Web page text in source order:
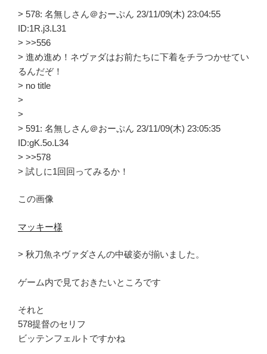
> 578: 名無しさん＠おーぷん 23/11/09(木) 23:04:55
ID:1R.j3.L31
> >>556
> 進め進め！ネヴァダはお前たちに下着をチラつかせてい
るんだぞ！
> no title
>
>
> 591: 名無しさん＠おーぷん 23/11/09(木) 23:05:35
ID:gK.5o.L34
> >>578
> 試しに1回回ってみるか！
この画像
マッキー様
> 秋刀魚ネヴァダさんの中破姿が揃いました。
ゲーム内で見ておきたいところです
それと
578提督のセリフ
ビッテンフェルトですかね